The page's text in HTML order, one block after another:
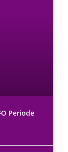
Periode